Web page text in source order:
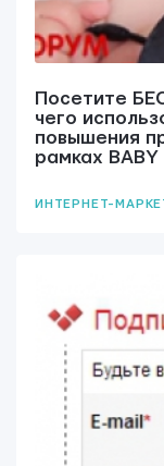
Посетите
чего
повышения
рамках BABY
ИНТЕРНЕТ-